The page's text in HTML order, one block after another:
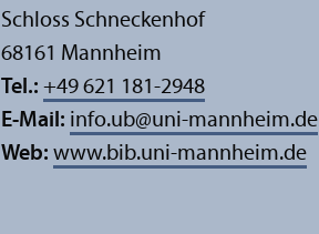
Schloss Schneckenhof
68161 Mannheim
Tel.: +49 621 181-2948
E-Mail: info.ub@uni-mannheim.de
Web: www.bib.uni-mannheim.de